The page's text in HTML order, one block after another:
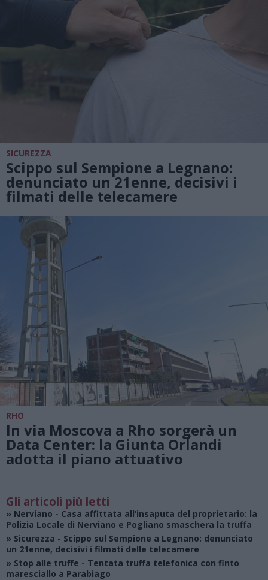
SICUREZZA
Scippo sul Sempione a Legnano:
denunciato un 21enne, decisivi i
filmati delle telecamere
RHO
In via Moscova a Rho sorgerà un
Data Center: la Giunta Orlandi
adotta il piano attuativo
Gli articoli più letti
» Nerviano - Casa affittata all’insaputa del proprietario: la
Polizia Locale di Nerviano e Pogliano smaschera la truffa
» Sicurezza - Scippo sul Sempione a Legnano: denunciato
un 21enne, decisivi i filmati delle telecamere
» Stop alle truffe - Tentata truffa telefonica con finto
maresciallo a Parabiago